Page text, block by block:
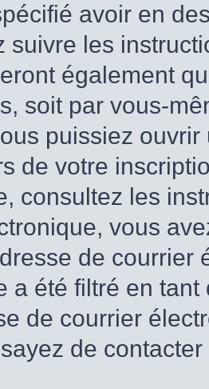
avoir en
suivre les
également
soit par vous-
puissiez
de votre
consultez les
vous
de courrier
a été filtré en
de courrier
de